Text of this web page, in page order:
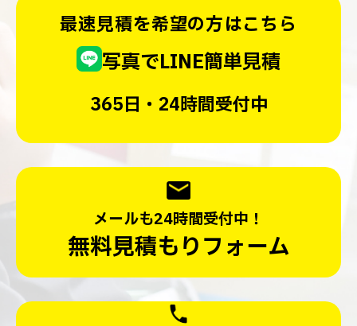
最速見積を希望の方はこちら
写真でLINE簡単見積
365日・24時間受付中
メールも24時間受付中！
無料見積もりフォーム